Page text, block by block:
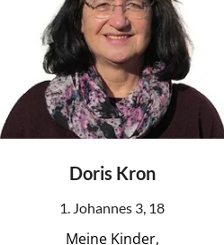
Doris Kron
1. Johannes 3, 18
Meine Kinder,